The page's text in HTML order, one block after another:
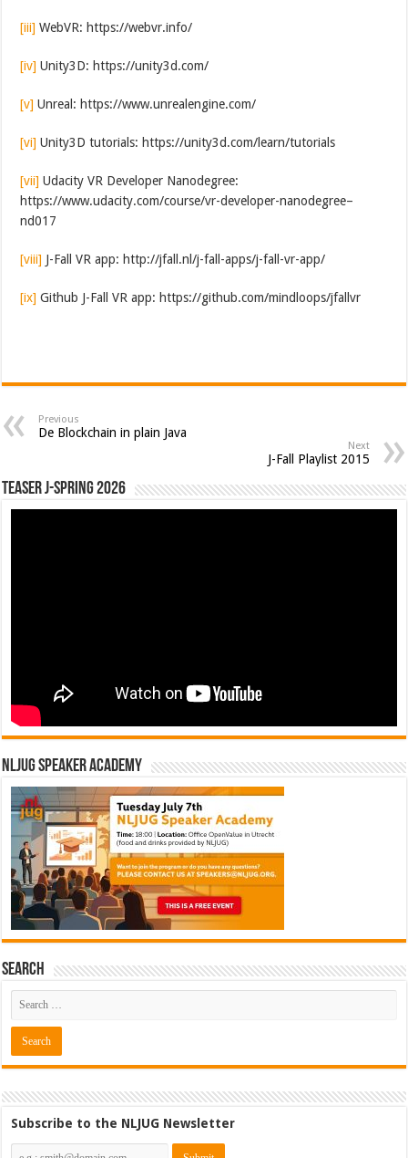
[iii] WebVR: https://webvr.info/
[iv] Unity3D: https://unity3d.com/
[v] Unreal: https://www.unrealengine.com/
[vi] Unity3D tutorials: https://unity3d.com/learn/tutorials
[vii] Udacity VR Developer Nanodegree:
https://www.udacity.com/course/vr-developer-nanodegree–
nd017
[viii] J-Fall VR app: http://jfall.nl/j-fall-apps/j-fall-vr-app/
[ix] Github J-Fall VR app: https://github.com/mindloops/jfallvr
Previous
De Blockchain in plain Java
Next
J-Fall Playlist 2015
Teaser J-Spring 2026
NLJUG Speaker Academy
Search
Subscribe to the NLJUG Newsletter